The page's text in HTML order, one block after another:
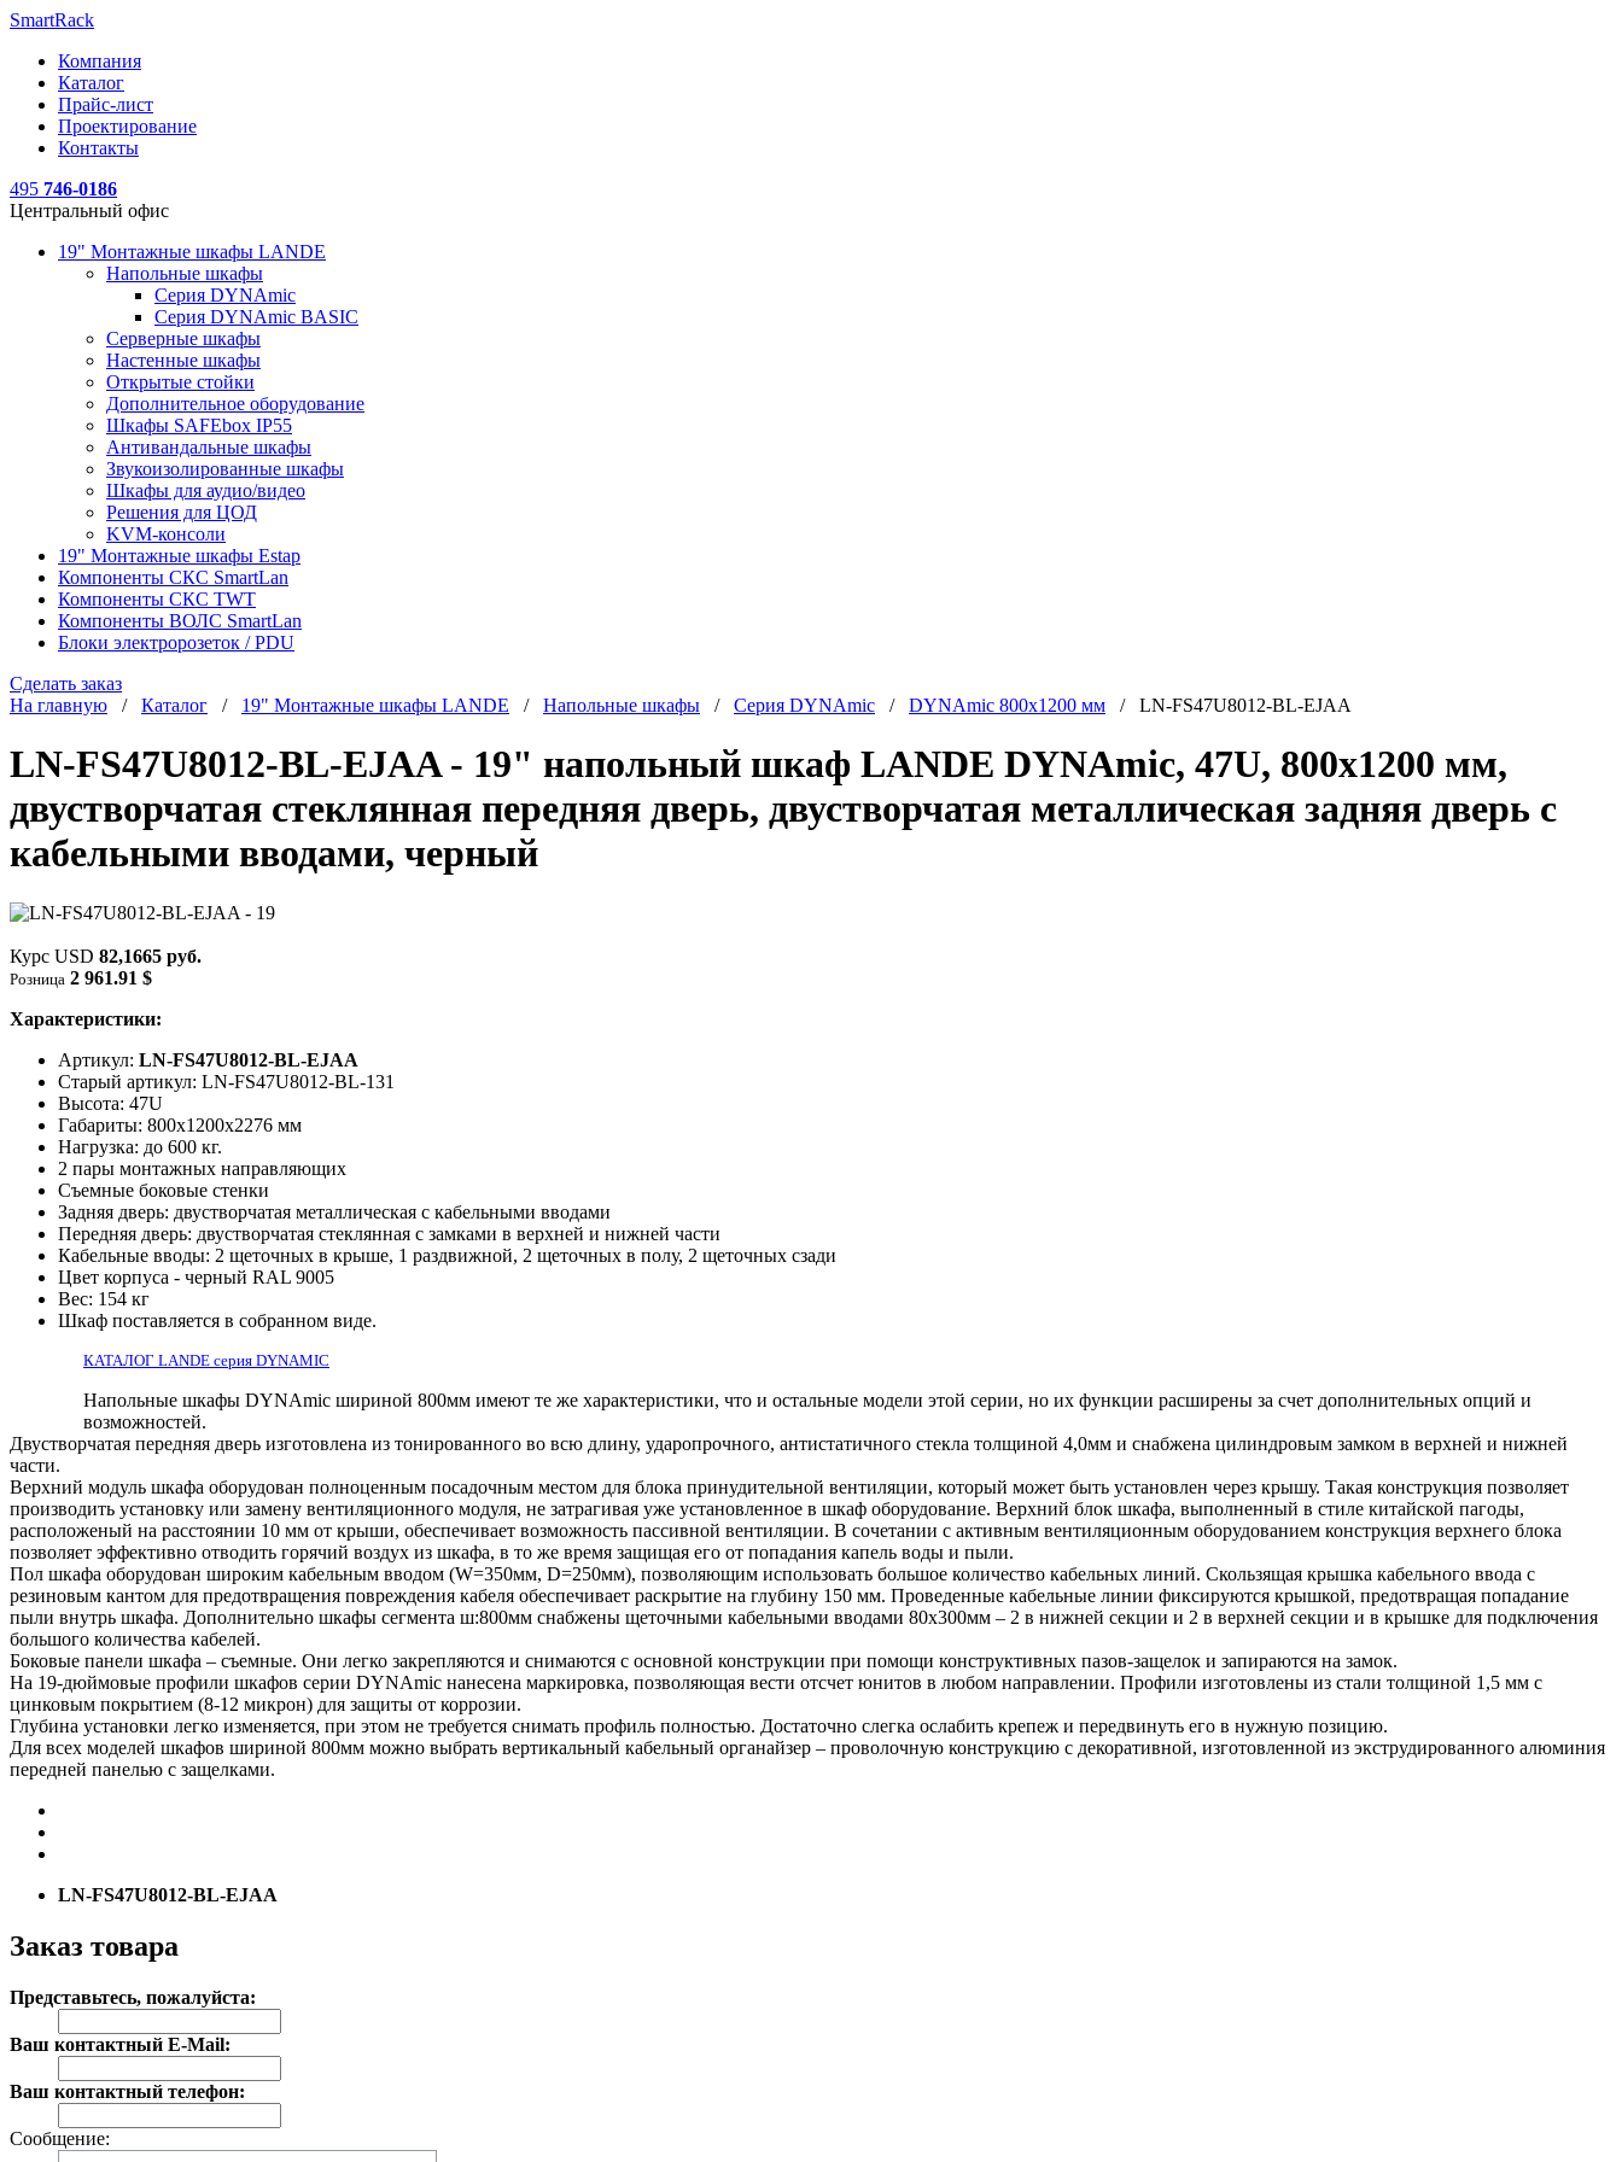
SmartRack
Компания
Каталог
Прайс-лист
Проектирование
Контакты
495 746-0186
Центральный офис
19" Монтажные шкафы LANDE
Напольные шкафы
Серия DYNAmic
Серия DYNAmic BASIC
Серверные шкафы
Настенные шкафы
Открытые стойки
Дополнительное оборудование
Шкафы SAFEbox IP55
Антивандальные шкафы
Звукоизолированные шкафы
Шкафы для аудио/видео
Решения для ЦОД
KVM-консоли
19" Монтажные шкафы Estap
Компоненты СКС SmartLan
Компоненты СКС TWT
Компоненты ВОЛС SmartLan
Блоки электророзеток / PDU
Сделать заказ
На главную / Каталог / 19" Монтажные шкафы LANDE / Напольные шкафы / Серия DYNAmic / DYNAmic 800x1200 мм / LN-FS47U8012-BL-EJAA
LN-FS47U8012-BL-EJAA - 19" напольный шкаф LANDE DYNAmic, 47U, 800x1200 мм,
двустворчатая стеклянная передняя дверь, двустворчатая металлическая задняя дверь с
кабельными вводами, черный
Курс USD 82,1665 руб.
Розница 2 961.91 $
Характеристики:
Артикул: LN-FS47U8012-BL-EJAA
Старый артикул: LN-FS47U8012-BL-131
Высота: 47U
Габариты: 800х1200x2276 мм
Нагрузка: до 600 кг.
2 пары монтажных направляющих
Съемные боковые стенки
Задняя дверь: двустворчатая металлическая с кабельными вводами
Передняя дверь: двустворчатая стеклянная с замками в верхней и нижней части
Кабельные вводы: 2 щеточных в крыше, 1 раздвижной, 2 щеточных в полу, 2 щеточных сзади
Цвет корпуса - черный RAL 9005
Вес: 154 кг
Шкаф поставляется в собранном виде.
КАТАЛОГ LANDE серия DYNAMIC
Напольные шкафы DYNAmic шириной 800мм имеют те же характеристики, что и остальные модели этой серии, но их функции расширены за счет дополнительных опций и
возможностей.
Двустворчатая передняя дверь изготовлена из тонированного во всю длину, ударопрочного, антистатичного стекла толщиной 4,0мм и снабжена цилиндровым замком в верхней и нижней
части.
Верхний модуль шкафа оборудован полноценным посадочным местом для блока принудительной вентиляции, который может быть установлен через крышу. Такая конструкция позволяет
производить установку или замену вентиляционного модуля, не затрагивая уже установленное в шкаф оборудование. Верхний блок шкафа, выполненный в стиле китайской пагоды,
расположеный на расстоянии 10 мм от крыши, обеспечивает возможность пассивной вентиляции. В сочетании с активным вентиляционным оборудованием конструкция верхнего блока
позволяет эффективно отводить горячий воздух из шкафа, в то же время защищая его от попадания капель воды и пыли.
Пол шкафа оборудован широким кабельным вводом (W=350мм, D=250мм), позволяющим использовать большое количество кабельных линий. Скользящая крышка кабельного ввода с
резиновым кантом для предотвращения повреждения кабеля обеспечивает раскрытие на глубину 150 мм. Проведенные кабельные линии фиксируются крышкой, предотвращая попадание
пыли внутрь шкафа. Дополнительно шкафы сегмента ш:800мм снабжены щеточными кабельными вводами 80х300мм – 2 в нижней секции и 2 в верхней секции и в крышке для подключения
большого количества кабелей.
Боковые панели шкафа – съемные. Они легко закрепляются и снимаются с основной конструкции при помощи конструктивных пазов-защелок и запираются на замок.
На 19-дюймовые профили шкафов серии DYNAmic нанесена маркировка, позволяющая вести отсчет юнитов в любом направлении. Профили изготовлены из стали толщиной 1,5 мм с
цинковым покрытием (8-12 микрон) для защиты от коррозии.
Глубина установки легко изменяется, при этом не требуется снимать профиль полностью. Достаточно слегка ослабить крепеж и передвинуть его в нужную позицию.
Для всех моделей шкафов шириной 800мм можно выбрать вертикальный кабельный органайзер – проволочную конструкцию с декоративной, изготовленной из экструдированного алюминия
передней панелью с защелками.
LN-FS47U8012-BL-EJAA
Заказ товара
Представьтесь, пожалуйста:
Ваш контактный E-Mail:
Ваш контактный телефон:
Сообщение: